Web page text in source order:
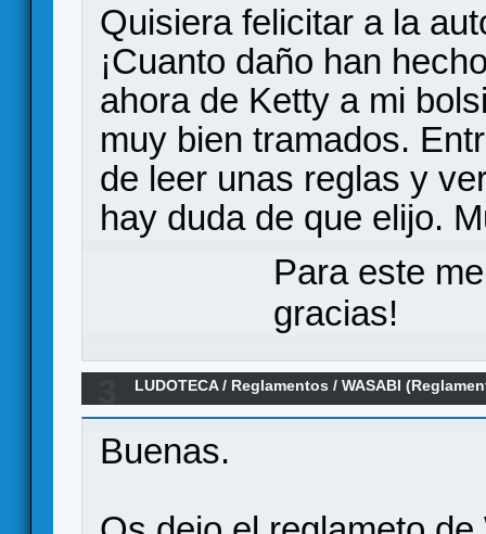
Quisiera felicitar a la
¡Cuanto daño han
ahora de Ketty a mi
muy bien tramados.
de leer unas reglas y
hay duda de que elijo.
Para este
gracias!
LUDOTECA/ Reglamentos /WASABI
Buenas.